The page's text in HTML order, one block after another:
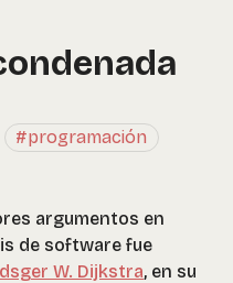
#programación
argumentos en
de software fue
W. Dijkstra, en su